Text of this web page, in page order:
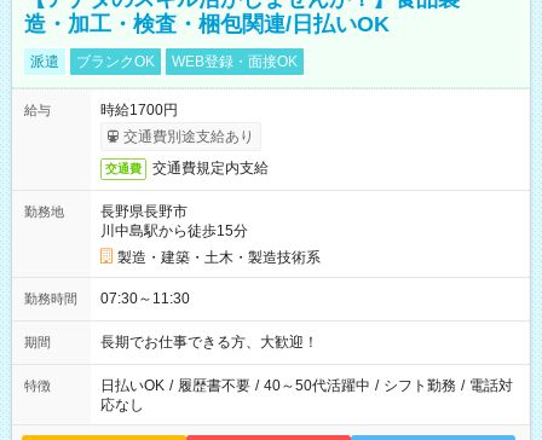
造・加工・検査・梱包関連/日払いOK
派遣 ブランクOK WEB登録・面接OK
給与
時給1700円
交通費別途支給あり
交通費 交通費規定内支給
勤務地
長野県長野市
川中島駅から徒歩15分
製造・建築・土木・製造技術系
勤務時間 07:30～11:30
期間 長期でお仕事できる方、大歓迎！
特徴 日払いOK / 履歴書不要 / 40～50代活躍中 / シフト勤務 / 電話対
応なし